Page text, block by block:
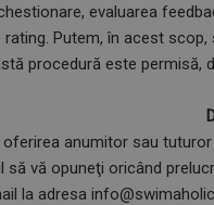
evaluarea
Putem, în acest
procedură este permisă,
anumitor sau
să vă opuneţi oricând
la adresa